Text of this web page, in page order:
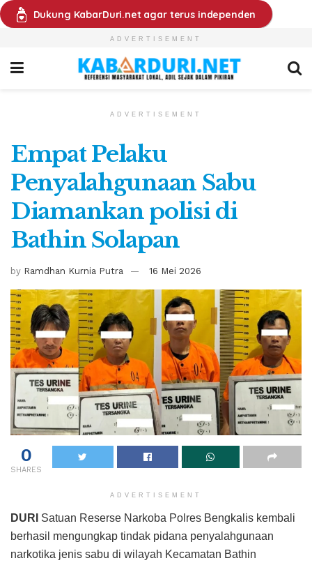
Dukung KabarDuri.net agar terus independen
ADVERTISEMENT
ADVERTISEMENT
Empat Pelaku
Penyalahgunaan Sabu
Diamankan polisi di
Bathin Solapan
by Ramdhan Kurnia Putra 16 Mei 2026
0
SHARES
ADVERTISEMENT
DURI Satuan Reserse Narkoba Polres Bengkalis kembali
berhasil mengungkap tindak pidana penyalahgunaan
narkotika jenis sabu di wilayah Kecamatan Bathin